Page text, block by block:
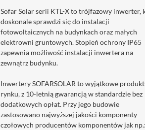
Sofar Solar serii KTL-X to trójfazowy inwerter,
doskonale sprawdzi się do instalacji
fotowoltaicznych na budynkach oraz małych
elektrowni gruntowych. Stopień ochrony IP65
zapewnia możliwość instalacji inwertera na
zewnątrz budynku.
Inwertery SOFARSOLAR to wyjątkowe
rynku, z 10-letnią gwarancją w standardzie bez
dodatkowych opłat. Przy jego budowie
zastosowano najwyższej jakości komponenty
czołowych producentów komponentów jak